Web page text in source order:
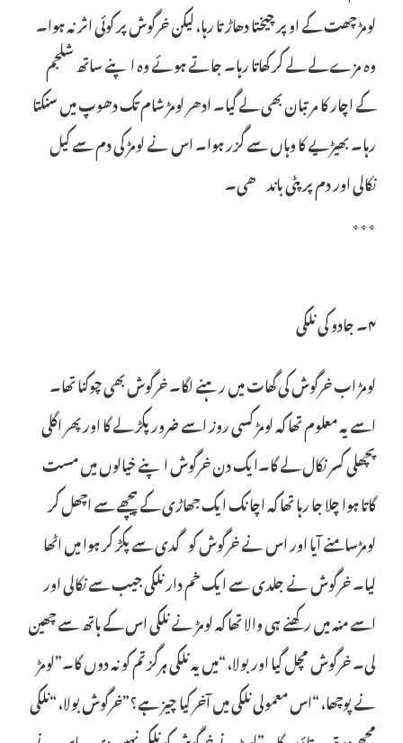
لومڑ چھت کے اوپر چیختا دھاڑتا رہا، لیکن خرگوش پر کوئی اثر نہ ہوا۔
وہ مزے لے لے کر کھاتا رہا۔ جاتے ہوئے وہ اپنے ساتھ شلجم
کے اچار کا مرتبان بھی لے گیا۔ ادھر لومڑ شام تک دھوپ میں سنکتا
رہا۔ بھیڑیے کا وہاں سے گزر ہوا۔ اس نے لومڑ کی دم سے کیل
نکالی اور دم پر پٹی باندھی۔
٭٭٭
۴۔ جادو کی نلکی
لومڑ اب خرگوش کی گھات میں رہنے لگا۔ خرگوش بھی چوکنا تھا۔
اسے یہ معلوم تھا کہ لومڑ کسی روز اسے ضرور پکڑ لے گا اور پھر اگلی
پچھلی کسر نکال لے گا۔ایک دن خرگوش اپنے خیالوں میں مست
گاتا ہوا چلا جا رہا تھا کہ اچانک ایک جھاڑی کے پیچھے سے اچھل کر
لومڑسامنے آیا اور اس نے خرگوش کو گدی سے پکڑ کر ہوا میں اٹھا
لیا۔ خرگوش نے جلدی سے ایک خم دار نلکی جیب سے نکالی اور
اسے منہ میں رکھنے ہی والا تھا کہ لومڑ نے نلکی اس کے ہاتھ سے چھین
لی۔ خرگوش مچل گیا اور بولا، “میں یہ نلکی ہرگز تم کو نہ دوں گا۔”لومڑ
نے پوچھا، “اس معمولی نلکی میں آخر کیا چیز ہے؟”خرگوش بولا، “نلکی